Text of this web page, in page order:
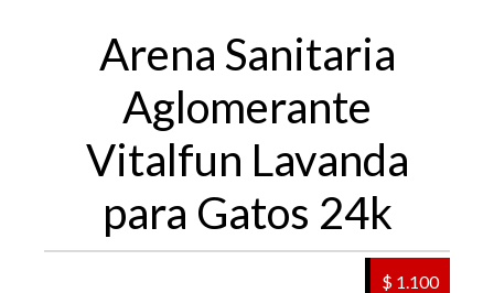
Arena Sanitaria
Aglomerante
Vitalfun Lavanda
para Gatos 24k
$ 1.100